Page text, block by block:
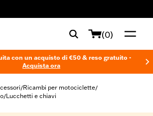
(0)
con un acquisto di €50 & reso gratuito -
Acquista ora
/Ricambi per motociclette/
/Lucchetti e chiavi